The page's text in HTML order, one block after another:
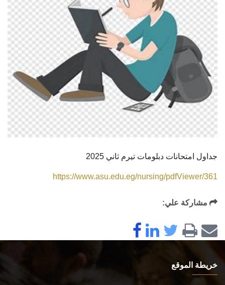
جداول امتحانات دبلومات تيرم ثاني 2025
https://www.asu.edu.eg/nursing/pdfViewer/361
مشاركة علي:
خريطة الموقع